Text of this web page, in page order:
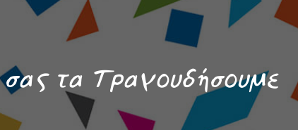
τα Τραγουδήσουμε